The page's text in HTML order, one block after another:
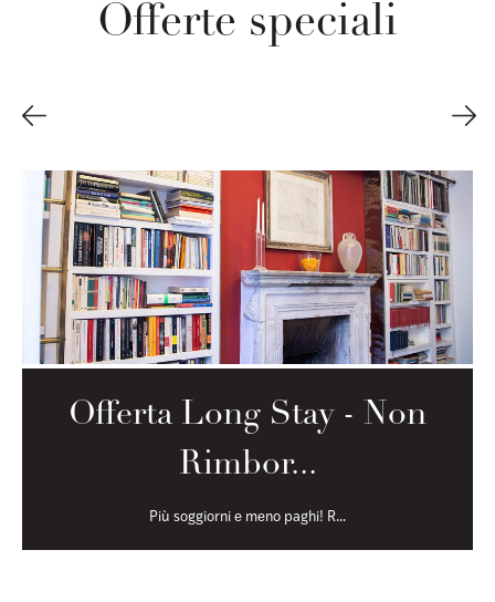
Offerte speciali
Offerta Long Stay - Non
Rimbor...
Più soggiorni e meno paghi! R...